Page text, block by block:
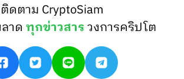
ติดตาม CryptoSiam
ลาดทุกข่าวสารวงการคริปโต